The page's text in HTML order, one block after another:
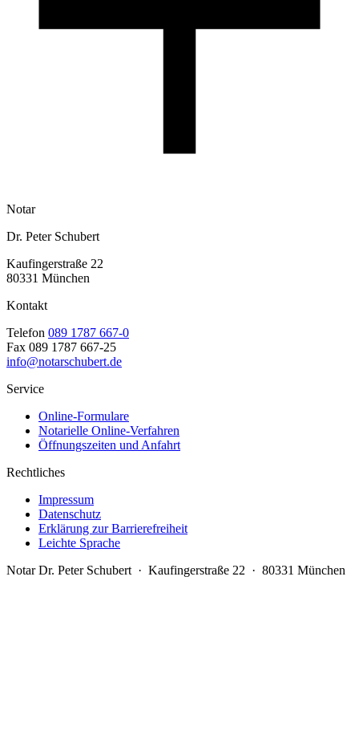
Notar
Dr. Peter Schubert
Kaufingerstraße 22
80331 München
Kontakt
Telefon 089 1787 667-0
Fax 089 1787 667-25
info@notarschubert.de
Service
Online-Formulare
Notarielle Online-Verfahren
Öffnungszeiten und Anfahrt
Rechtliches
Impressum
Datenschutz
Erklärung zur Barrierefreiheit
Leichte Sprache
Notar Dr. Peter Schubert · Kaufingerstraße 22 · 80331 München